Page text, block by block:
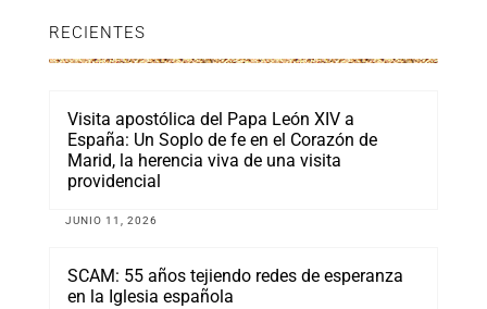
RECIENTES
Visita apostólica del Papa León XIV a
España: Un Soplo de fe en el Corazón de
Marid, la herencia viva de una visita
providencial
JUNIO 11, 2026
SCAM: 55 años tejiendo redes de esperanza
en la Iglesia española